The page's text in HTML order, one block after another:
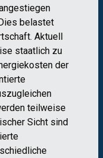
gestiegen
belastet
. Aktuell
staatlich zu
der
teilweise
Sicht sind